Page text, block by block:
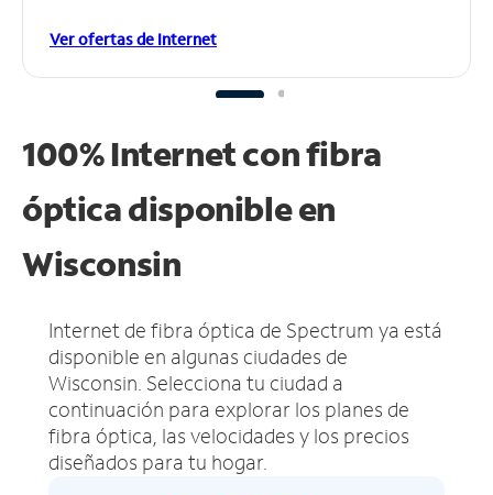
Ver ofertas de Internet
100% Internet con fibra
óptica disponible en
Wisconsin
Internet de fibra óptica de Spectrum ya está
disponible en algunas ciudades de
Wisconsin. Selecciona tu ciudad a
continuación para explorar los planes de
fibra óptica, las velocidades y los precios
diseñados para tu hogar.